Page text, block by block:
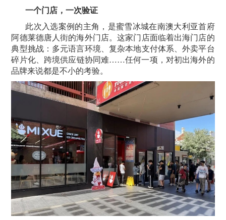
一个门店，一次验证
此次入选案例的主角，是蜜雪冰城在南澳大利亚首府
阿德莱德唐人街的海外门店。这家门店面临着出海门店的
典型挑战：多元语言环境、复杂本地支付体系、外卖平台
碎片化、跨境供应链协同难……任何一项，对初出海外的
品牌来说都是不小的考验。